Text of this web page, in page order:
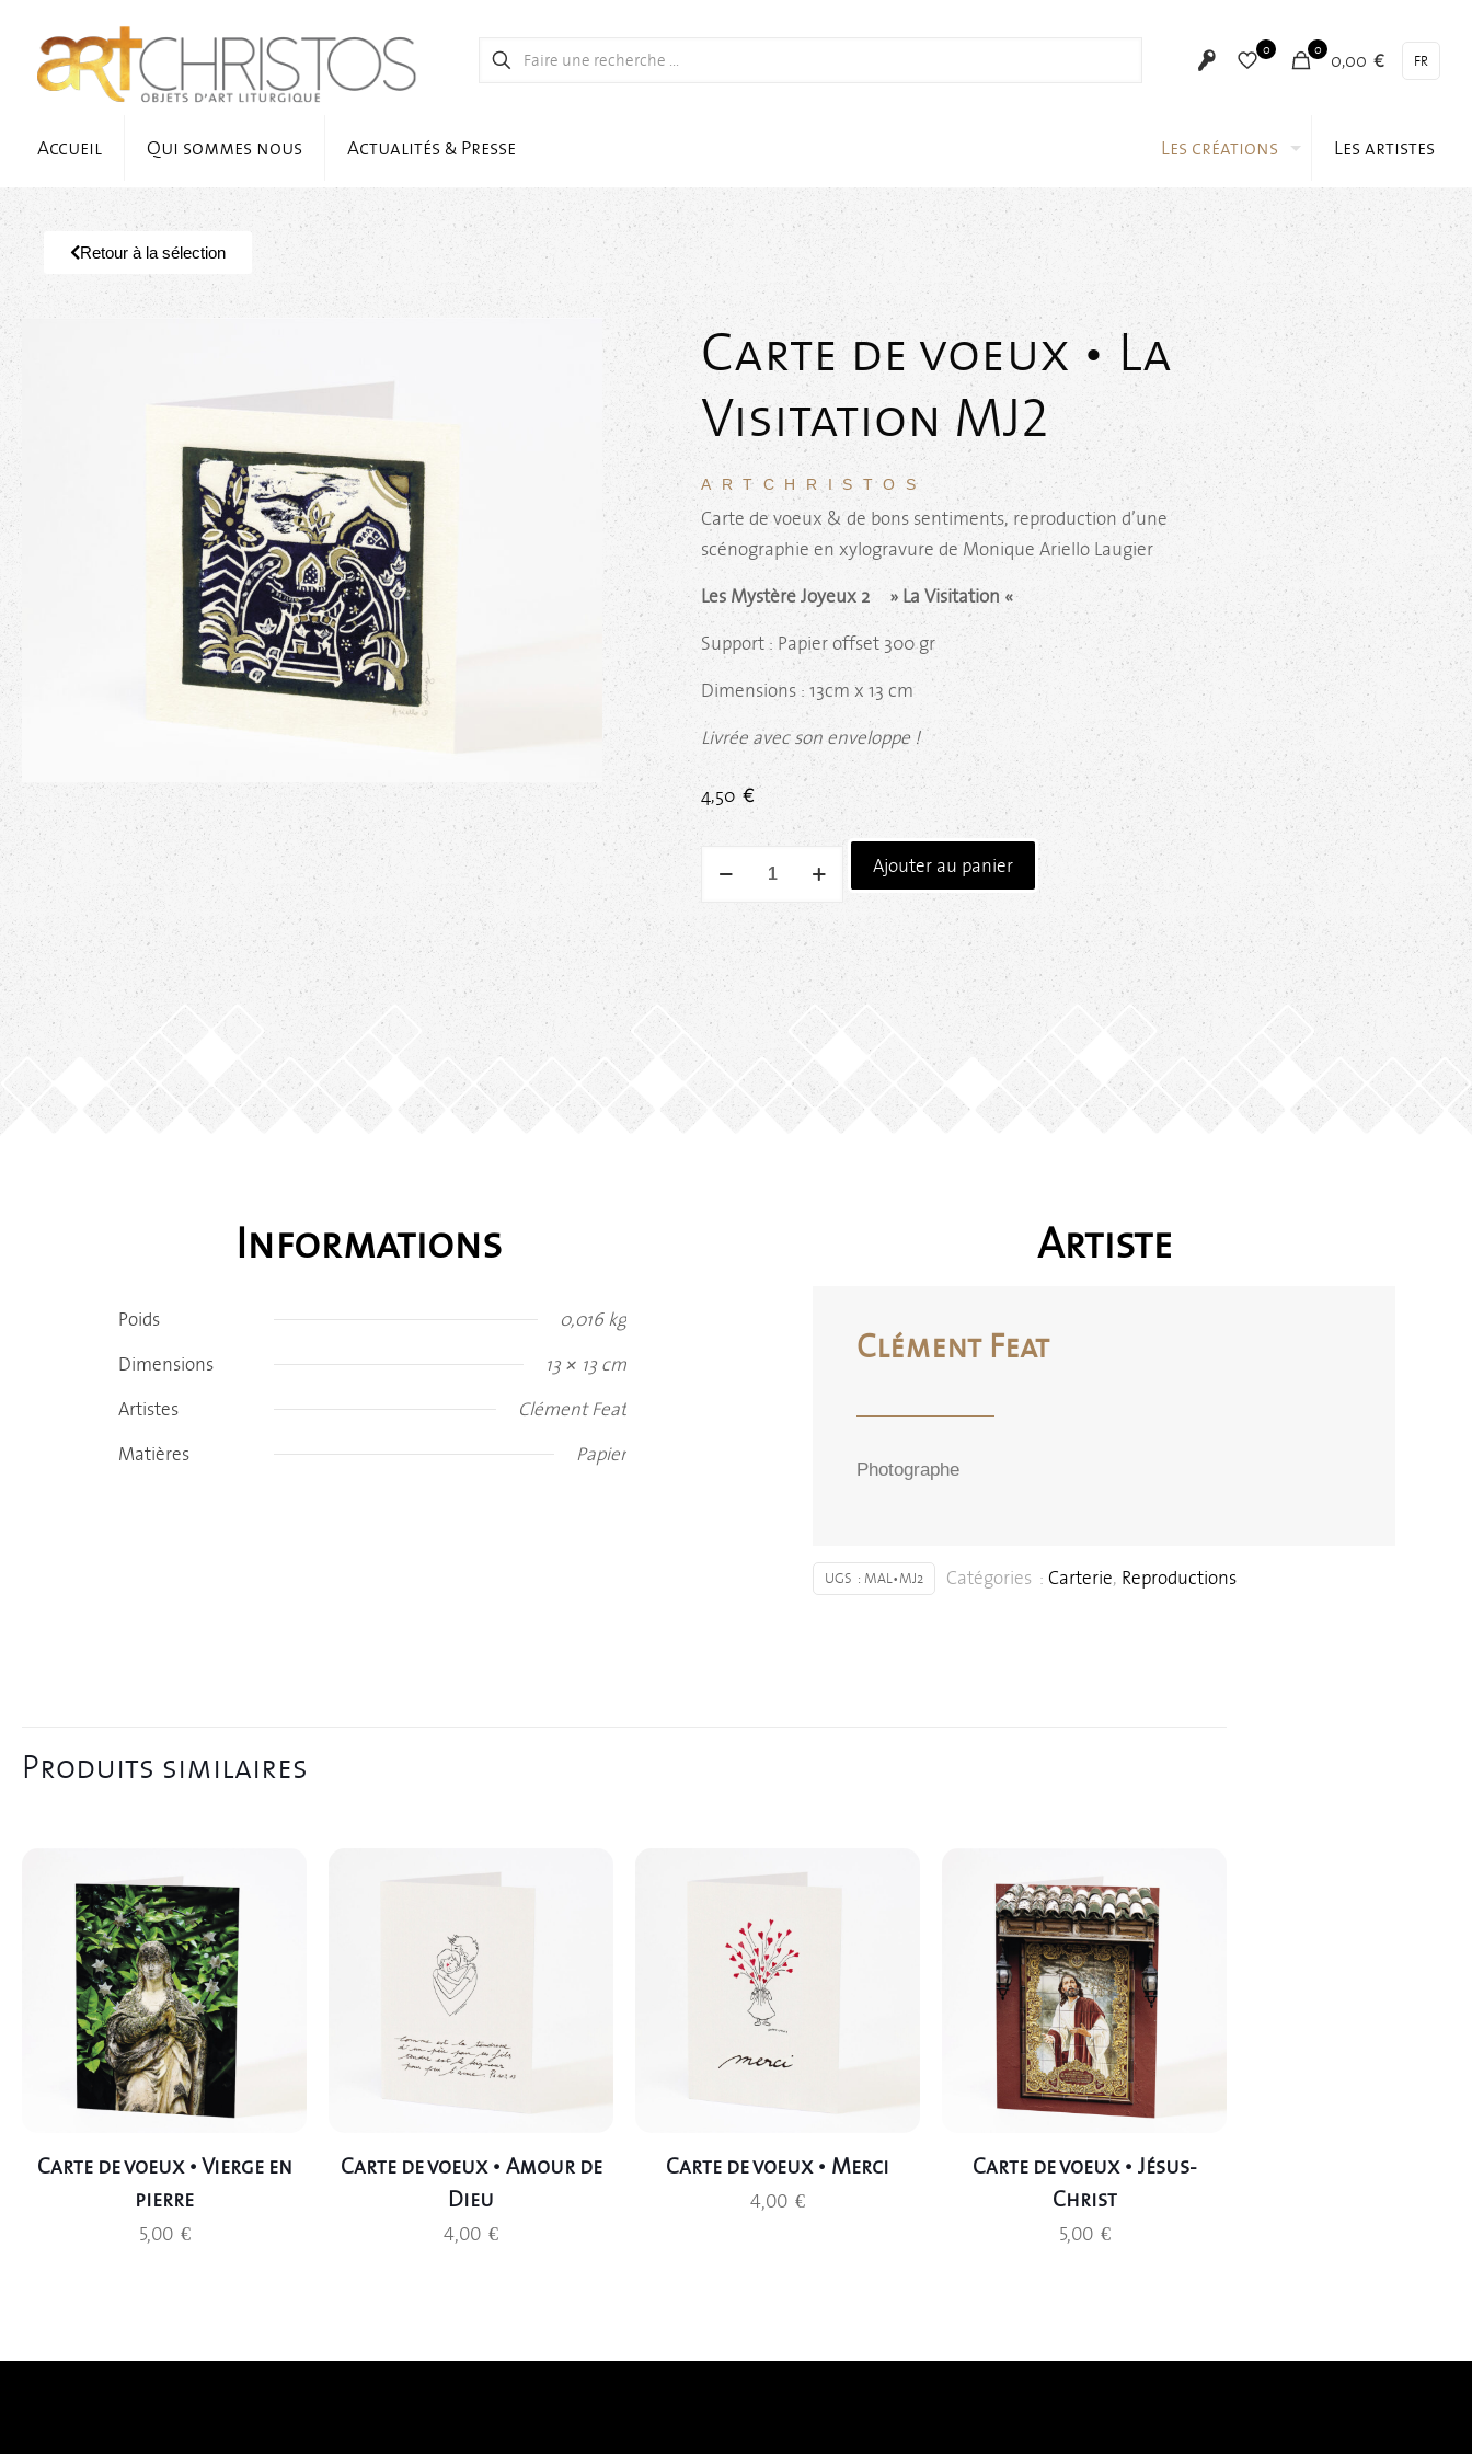
0 0 0,00 € FR
Accueil Qui sommes nous Actualités & Presse Les créations Les artistes
Retour à la sélection
Carte de voeux • La
Visitation MJ2
ARTCHRISTOS
Carte de voeux & de bons sentiments, reproduction d’une
scénographie en xylogravure de Monique Ariello Laugier
Les Mystère Joyeux 2 » La Visitation «
Support : Papier offset 300 gr
Dimensions : 13cm x 13 cm
Livrée avec son enveloppe !
4,50 €
Ajouter au panier
Informations
Poids
0,016 kg
Dimensions
13 × 13 cm
Artistes
Clément Feat
Matières
Papier
Artiste
Clément Feat
Photographe
UGS : MAL•MJ2 Catégories :Carterie, Reproductions
Produits similaires
Carte de voeux • Vierge en
pierre
5,00 €
Carte de voeux • Amour de
Dieu
4,00 €
Carte de voeux • Merci
4,00 €
Carte de voeux • Jésus-
Christ
5,00 €